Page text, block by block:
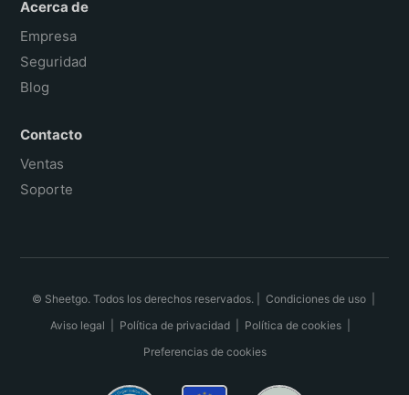
Acerca de
Empresa
Seguridad
Blog
Contacto
Ventas
Soporte
© Sheetgo. Todos los derechos reservados. | Condiciones de uso|
Aviso legal
Política de privacidad Política de cookies
Preferencias de cookies